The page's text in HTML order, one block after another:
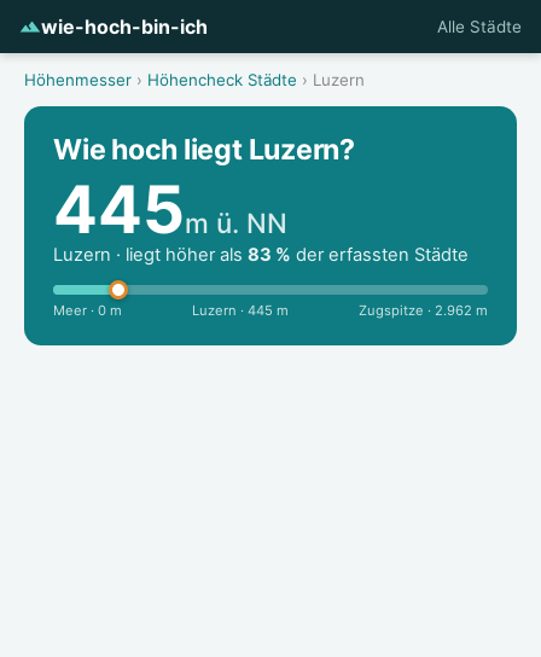
wie-hoch-bin-ich Alle Städte
Höhenmesser › Höhencheck Städte › Luzern
Wie hoch liegt Luzern?
445m ü. NN
Luzern · liegt höher als 83 % der erfassten Städte
Meer · 0 m Luzern · 445 m Zugspitze · 2.962 m